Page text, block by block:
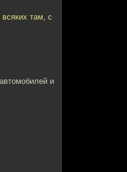
там, с
и